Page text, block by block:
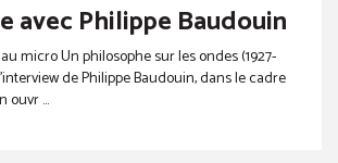
avec Philippe Baudouin
micro Un philosophe sur les ondes (1927-
de Philippe Baudouin, dans le cadre
ouvr ...